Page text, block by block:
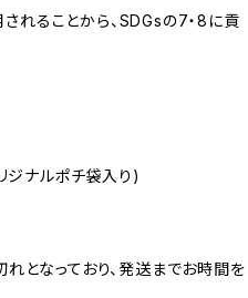
れることから、SDGsの7・8に貢
ジナルポチ袋入り)
となっており、発送までお時間を